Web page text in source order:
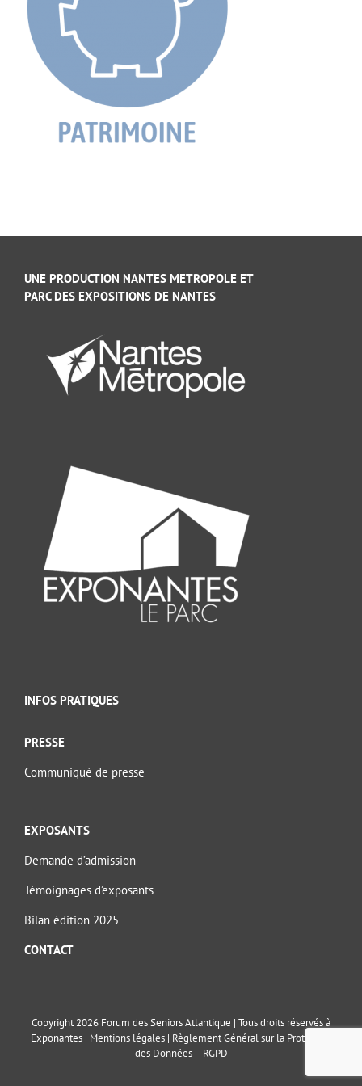
UNE PRODUCTION NANTES METROPOLE ET
PARC DES EXPOSITIONS DE NANTES
INFOS PRATIQUES
PRESSE
Communiqué de presse
EXPOSANTS
Demande d’admission
Témoignages d’exposants
Bilan édition 2025
CONTACT
Copyright 2026 Forum des Seniors Atlantique | Tous droits réservés à
Exponantes | Mentions légales| Règlement Général sur la Protection
des Données – RGPD